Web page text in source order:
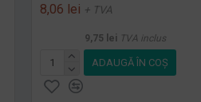
8,06 lei + TVA
9,75 lei TVA inclus
ADAUGĂ ÎN COŞ